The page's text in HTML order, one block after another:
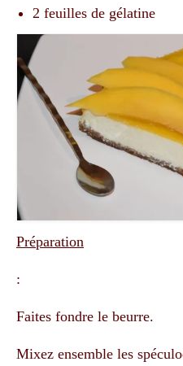
2 feuilles de gélatine
Préparation
:
Faites fondre le beurre.
Mixez ensemble les